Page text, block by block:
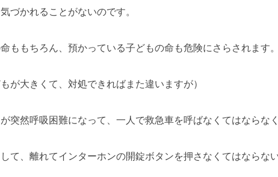
づかれることがないのです。
ももちろん、預かっている子どもの命も危険にさらされます。
もが大きくて、対処できればまた違いますが）
突然呼吸困難になって、一人で救急車を呼ばなくてはならな
て、離れてインターホンの開錠ボタンを押さなくてはならない